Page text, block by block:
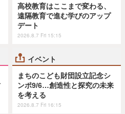
高校教育はここまで変わる、
遠隔教育で進む学びのアップ
デート
2026.8.7 Fri 15:15
イベント
まちのこども財団設立記念シ
ンポ9/6…創造性と探究の未来
を考える
2026.8.7 Fri 16:15